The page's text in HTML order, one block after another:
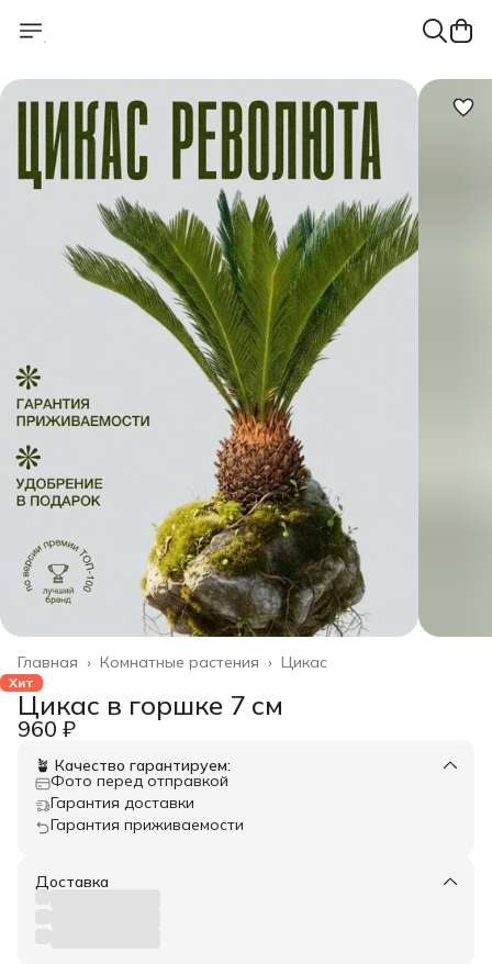
Цикас
Комнатные растения ›
Главная ›
Хит
Цикас в горшке 7 см
960 ₽
🪴 Качество гарантируем:
Фото перед отправкой
Гарантия доставки
Гарантия приживаемости
Доставка